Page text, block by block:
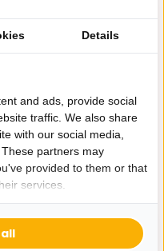
en promoties. We zullen
Details
and ads, provide social
traffic. We also share
with our social media,
partners may
provided to them or that
services.